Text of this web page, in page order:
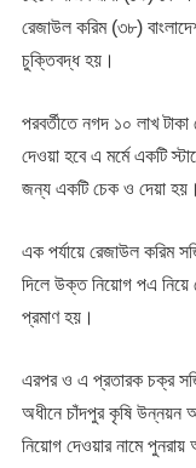
রেজাউল করিম (৩৮)
চুক্তিবদ্ধ হয়।
পরবর্তীতে নগদ ১০ লাখ
দেওয়া হবে এ মর্মে একটি
জন্য একটি চেক ও দেয়া হয়।
এক পর্যায়ে রেজাউল করিম
দিলে উক্ত নিয়োগ পএ নিয়ে
প্রমাণ হয়।
এরপর ও এ প্রতারক চক্র
অধীনে চাঁদপুর কৃষি উন্নয়ন
নিয়োগ দেওয়ার নামে